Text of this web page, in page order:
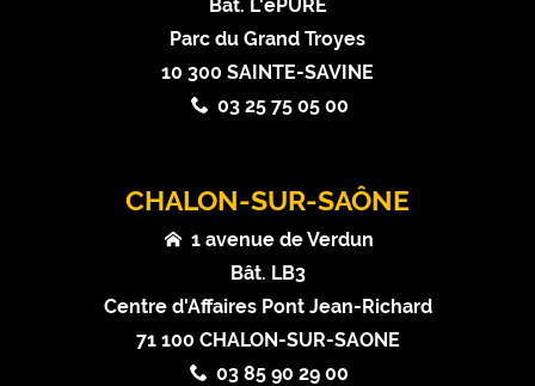
Bât. L'ePURE
Parc du Grand Troyes
10 300 SAINTE-SAVINE
03 25 75 05 00
CHALON-SUR-SAÔNE
1 avenue de Verdun
Bât. LB3
Centre d'Affaires Pont Jean-Richard
71 100 CHALON-SUR-SAONE
03 85 90 29 00